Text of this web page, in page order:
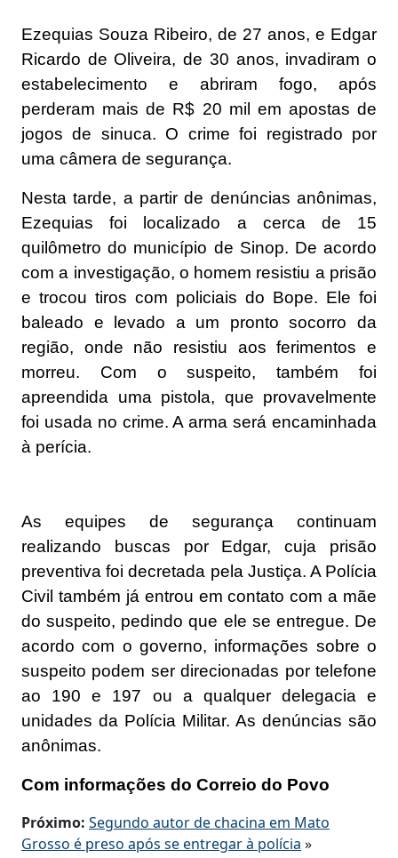
Ezequias Souza Ribeiro, de 27 anos, e Edgar
Ricardo de Oliveira, de 30 anos, invadiram o
estabelecimento e abriram fogo, após
perderam mais de R$ 20 mil em apostas de
jogos de sinuca. O crime foi registrado por
uma câmera de segurança.
Nesta tarde, a partir de denúncias anônimas,
Ezequias foi localizado a cerca de 15
quilômetro do município de Sinop. De acordo
com a investigação, o homem resistiu a prisão
e trocou tiros com policiais do Bope. Ele foi
baleado e levado a um pronto socorro da
região, onde não resistiu aos ferimentos e
morreu. Com o suspeito, também foi
apreendida uma pistola, que provavelmente
foi usada no crime. A arma será encaminhada
à perícia.
As equipes de segurança continuam
realizando buscas por Edgar, cuja prisão
preventiva foi decretada pela Justiça. A Polícia
Civil também já entrou em contato com a mãe
do suspeito, pedindo que ele se entregue. De
acordo com o governo, informações sobre o
suspeito podem ser direcionadas por telefone
ao 190 e 197 ou a qualquer delegacia e
unidades da Polícia Militar. As denúncias são
anônimas.
Com informações do Correio do Povo
Próximo: Segundo autor de chacina em Mato
Grosso é preso após se entregar à polícia »